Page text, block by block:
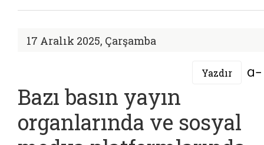
17 Aralık 2025, Çarşamba
Yazdır
Bazı basın yayın
organlarında ve sosyal